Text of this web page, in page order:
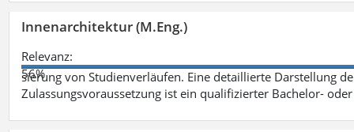
Innenarchitektur (M.Eng.)
Relevanz:
56%
sierung von Studienverläufen. Eine detaillierte Darstellung
Zulassungsvoraussetzung ist ein qualifizierter Bachelor-